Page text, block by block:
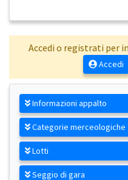
Accedi o registrati per
Accedi
Informazioni appalto
Categorie merceologiche
Lotti
Seggio di gara